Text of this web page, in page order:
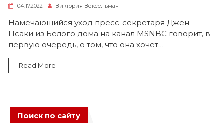
04.17.2022 Виктория Вексельман
Намечающийся уход пресс-секретаря Джен
Псаки из Белого дома на канал MSNBC говорит, в
первую очередь, о том, что она хочет…
Read More
Поиск по сайту